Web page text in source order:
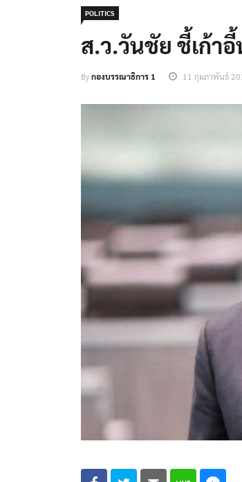
POLITICS
ส.ว.วันชัย ชี้เก้า
Byกองบรรณาธิการ 1 11 กุมภาพันธ์